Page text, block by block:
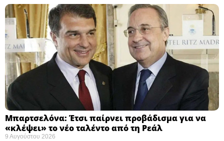
Μπαρτσελόνα: Έτσι παίρνει προβάδισμα για να
«κλέψει» το νέο ταλέντο από τη Ρεάλ
9 Αυγούστου 2026